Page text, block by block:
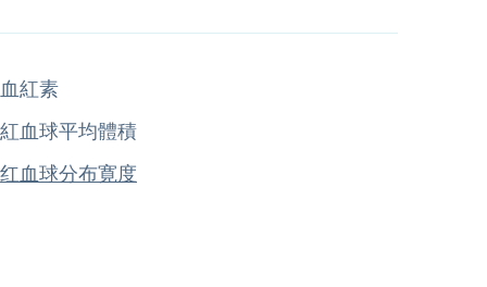
血紅素
紅血球平均體積
红血球分布寛度